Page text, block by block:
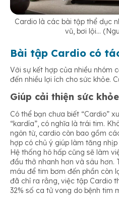
Cardio là các bài tập thể dục
vũ, bơi lội…
Bài tập Cardio có
Với sự kết hợp của nhiều nhóm
đến nhiều lợi ích cho sức khỏe.
Giúp cải thiện sức
Có thể bạn chưa biết “Cardio”
“kardía”, có nghĩa là trái tim.
ngôn từ, cardio còn bao gồm
hợp có chủ ý giúp làm tăng
Hệ thống hô hấp cũng sẽ làm
đầu thở nhanh hơn và sâu hơn.
máu để tim bơm đến phần còn
đã chỉ ra rằng, việc tập Cardio
32% số ca tử vong do bệnh tim